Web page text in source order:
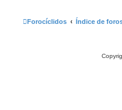
Forocíclidos Índice de